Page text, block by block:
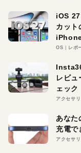
iOS
カット
OS レポ
レビ
ェック
アクセサリ
あなた
充電で
アクセサリ